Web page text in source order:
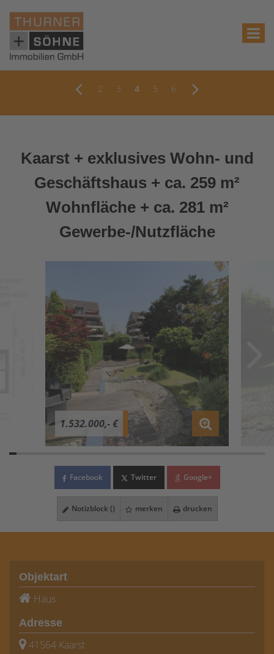
2 3 4 5 6
Kaarst + exklusives Wohn- und
Geschäftshaus + ca. 259 m²
Wohnfläche + ca. 281 m²
Gewerbe-/Nutzfläche
1.532.000,- €
Facebook Twitter Google+
Notizblock () merken drucken
Objektart
Haus
Adresse
41564 Kaarst